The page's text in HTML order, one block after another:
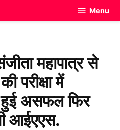
Menu
महापात्र से
परीक्षा में
हुई असफल फिर
आईएएस.